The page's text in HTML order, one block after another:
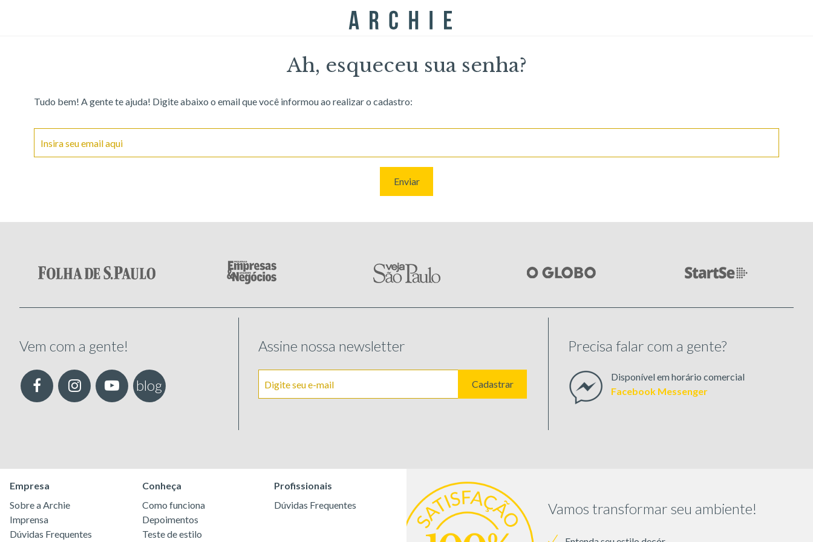
Ah, esqueceu sua senha?
Tudo bem! A gente te ajuda! Digite abaixo o email que você informou ao realizar o cadastro:
Enviar
Vem com a gente!
blog
Assine nossa newsletter
Cadastrar
Precisa falar com a gente?
Disponível em horário comercial
Facebook Messenger
Empresa
Sobre a Archie
Imprensa
Dúvidas Frequentes
Conheça
Como funciona
Depoimentos
Teste de estilo
Profissionais
Dúvidas Frequentes
Vamos transformar seu ambiente!